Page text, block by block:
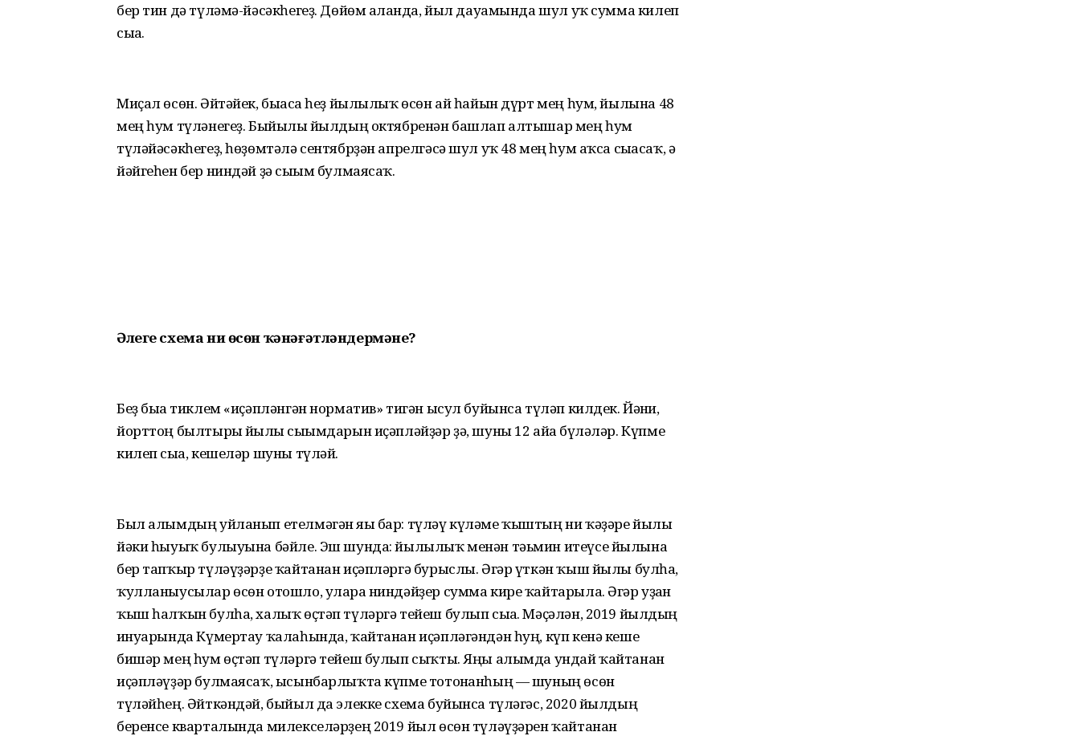
бер тин дә түләмә-йәсәкһегеҙ. Дөйөм алғанда, йыл дауамында шул уҡ сумма килеп
сыға.
Миҫал өсөн. Әйтәйек, бығаса һеҙ йылылыҡ өсөн ай һайын дүрт мең һум, йылына 48
мең һум түләнегеҙ. Быйылғы йылдың октябренән башлап алтышар мең һум
түләйәсәкһегеҙ, һөҙөмтәлә сентябрҙән апрелгәсә шул уҡ 48 мең һум аҡса сығасаҡ, ә
йәйгеһен бер ниндәй ҙә сығым булмаясаҡ.
Әлеге схема ни өсөн ҡәнәғәтләндермәне?
Беҙ быға тиклем «иҫәпләнгән норматив» тигән ысул буйынса түләп килдек. Йәғни,
йорттоң былтырғы йылғы сығымдарын иҫәпләйҙәр ҙә, шуны 12 айға бүләләр. Күпме
килеп сыға, кешеләр шуны түләй.
Был алымдың уйланып етелмәгән яғы бар: түләү күләме ҡыштың ни ҡәҙәре йылы
йәки һыуыҡ булыуына бәйле. Эш шунда: йылылыҡ менән тәьмин итеүсе йылына
бер тапҡыр түләүҙәрҙе ҡайтанан иҫәпләргә бурыслы. Әгәр үткән ҡыш йылы булһа,
ҡулланыусылар өсөн отошло, уларға ниндәйҙер сумма кире ҡайтарыла. Әгәр уҙған
ҡыш һалҡын булһа, халыҡ өҫтәп түләргә тейеш булып сыға. Мәҫәлән, 2019 йылдың
ғинуарында Күмертау ҡалаһында, ҡайтанан иҫәпләгәндән һуң, күп кенә кеше
бишәр мең һум өҫтәп түләргә тейеш булып сыҡты. Яңы алымда ундай ҡайтанан
иҫәпләүҙәр булмаясаҡ, ысынбарлыҡта күпме тотонғанһың — шуның өсөн
түләйһең. Әйткәндәй, быйыл да элекке схема буйынса түләгәс, 2020 йылдың
беренсе кварталында милекселәрҙең 2019 йыл өсөн түләүҙәрен ҡайтанан